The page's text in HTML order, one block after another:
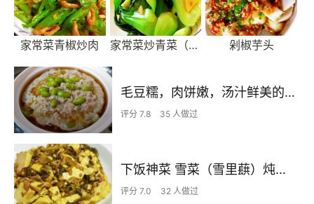
家常菜青椒炒肉 家常菜炒青菜（上海青） 剁椒芋头
毛豆糯，肉饼嫩，汤汁鲜美的毛豆蒸肉饼
评分 7.8 35 人做过
下饭神菜 雪菜（雪里蕻）炖豆腐 专治夏季没食欲
评分 7.0 32 人做过